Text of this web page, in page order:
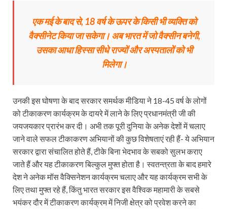
एक मई के बाद से, 18 वर्ष के ऊपर के किसी भी व्यक्ति को
वैक्सीनेट किया जा सकेगा। अब भारत में जो वैक्सीन बनेगी,
उसका आधा हिस्सा सीधे राज्यों और अस्पतालों को भी
मिलेगा।
उनकी इस घोषणा के बाद सरकार समर्थक मीडिया ने 18-45 वर्ष के लोगों
को टीकाकरण कार्यक्रम के दायरे में लाने के लिए प्रधानमंत्री जी की
जयजयकार प्रारंभ कर दी। अभी तक पूरी दुनिया के अनेक देशों में चलाए
जाने वाले सफल टीकाकरण अभियानों की कुछ विशेषताएं रही हैं- ये अभियान
सरकार द्वारा संचालित होते हैं, टीके बिना भेदभाव के सबको सुलभ कराए
जाते हैं और यह टीकाकरण बिल्कुल मुफ्त होता है। स्वतन्त्रता के बाद हमारे
देश ने अनेक मॉस वैक्सि‍नेशन कार्यक्रम चलाए और यह कार्यक्रम सभी के
लिए तथा मुफ्त रहे हैं, किंतु भारत सरकार इस वैश्विक महामारी के सबसे
भयंकर दौर में टीकाकरण कार्यक्रम में निजी क्षेत्र को प्रवेश करने का